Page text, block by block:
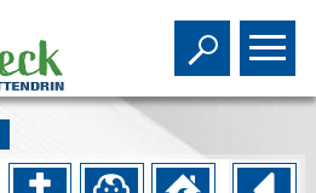
Toggle